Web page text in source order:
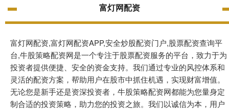
富灯网配资
富灯网配资,富灯网配资APP,安全炒股配资门户,股票配资查询平
台,牛股策略配资网是一个专注于股票配资服务的平台，致力于为
投资者提供便捷、安全的资金支持。我们通过专业的风控体系和
灵活的配资方案，帮助用户在股市中抓住机遇，实现财富增值。
无论您是新手还是资深投资者，牛股策略配资网都能为您量身定
制合适的投资策略，助力您的投资之旅。我们以诚信为本，用户